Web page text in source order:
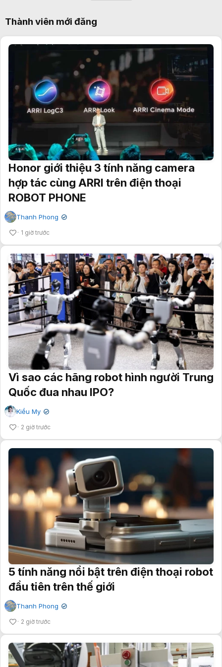
Thành viên mới đăng
Honor giới thiệu 3 tính năng camera
hợp tác cùng ARRI trên điện thoại
ROBOT PHONE
Thanh Phong ✔
1 giờ trước
Vì sao các hãng robot hình người Trung
Quốc đua nhau IPO?
Kiều My ✔
2 giờ trước
5 tính năng nổi bật trên điện thoại robot
đầu tiên trên thế giới
Thanh Phong ✔
2 giờ trước